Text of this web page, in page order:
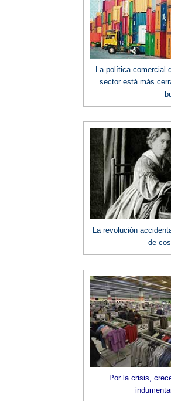
La política comercial
sector está más
La revolución
de
Por la crisis,